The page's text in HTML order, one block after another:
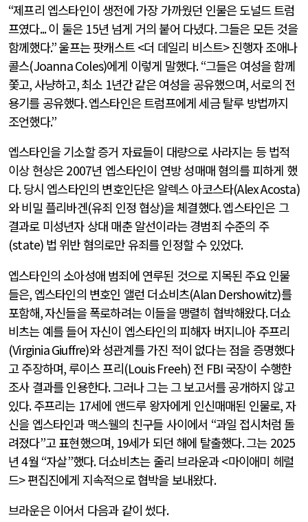
“제프리 엡스타인이 생전에 가장 가까웠던 인물은 도널드 트럼
프였다...이 둘은 15년 넘게 거의 붙어 다녔다.그들은 모든 것을
함께했다.”울프는 팟캐스트<더 데일리 비스트>진행자 조애나
콜스(Joanna Coles)에게 이렇게 말했다. “그들은 여성을 함께
쫓고,사냥하고,최소 1년간 같은 여성을 공유했으며,서로의 전
용기를 공유했다.엡스타인은 트럼프에게 세금 탈루 방법까지
조언했다.”
엡스타인을 기소할 증거 자료들이 대량으로 사라지는 등 법적
이상 현상은2007년 엡스타인이 연방 성매매 혐의를 피하게 했
다.당시 엡스타인의 변호인단은 알렉스 아코스타(Alex Acosta)
와 비밀 플리바겐(유죄 인정 협상)을 체결했다.엡스타인은 그
결과로 미성년자 상대 매춘 알선이라는 경범죄 수준의 주
(state) 법 위반 혐의로만 유죄를 인정할 수 있었다.
엡스타인의 소아성애 범죄에 연루된 것으로 지목된 주요 인물
들은, 엡스타인의 변호인 앨런 더쇼비츠(Alan Dershowitz)를
포함해,자신들을 폭로하려는 이들을 맹렬히 협박해왔다.더쇼
비츠는 예를 들어 자신이 엡스타인의 피해자 버지니아 주프리
(Virginia Giuffre)와 성관계를 가진 적이 없다는 점을 증명했다
고 주장하며, 루이스 프리(Louis Freeh) 전 FBI 국장이 수행한
조사 결과를 인용한다.그러나 그는 그 보고서를 공개하지 않고
있다.주프리는 17세에 앤드루 왕자에게 인신매매된 인물로,자
신을 엡스타인과 맥스웰의 친구들 사이에서 “과일 접시처럼 돌
려졌다”고 표현했으며, 19세가 되던 해에 탈출했다.그는 2025
년4월 “자살”했다.더쇼비츠는 줄리 브라운과<마이애미 헤럴
드>편집진에게 지속적으로 협박을 보내왔다.
브라운은 이어서 다음과 같이 썼다.